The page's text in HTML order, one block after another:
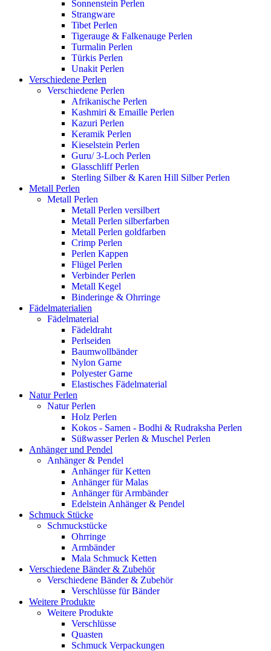
Sonnenstein Perlen
Strangware
Tibet Perlen
Tigerauge & Falkenauge Perlen
Turmalin Perlen
Türkis Perlen
Unakit Perlen
Verschiedene Perlen
Verschiedene Perlen
Afrikanische Perlen
Kashmiri & Emaille Perlen
Kazuri Perlen
Keramik Perlen
Kieselstein Perlen
Guru/ 3-Loch Perlen
Glasschliff Perlen
Sterling Silber & Karen Hill Silber Perlen
Metall Perlen
Metall Perlen
Metall Perlen versilbert
Metall Perlen silberfarben
Metall Perlen goldfarben
Crimp Perlen
Perlen Kappen
Flügel Perlen
Verbinder Perlen
Metall Kegel
Binderinge & Ohrringe
Fädelmaterialien
Fädelmaterial
Fädeldraht
Perlseiden
Baumwollbänder
Nylon Garne
Polyester Garne
Elastisches Fädelmaterial
Natur Perlen
Natur Perlen
Holz Perlen
Kokos - Samen - Bodhi & Rudraksha Perlen
Süßwasser Perlen & Muschel Perlen
Anhänger und Pendel
Anhänger & Pendel
Anhänger für Ketten
Anhänger für Malas
Anhänger für Armbänder
Edelstein Anhänger & Pendel
Schmuck Stücke
Schmuckstücke
Ohrringe
Armbänder
Mala Schmuck Ketten
Verschiedene Bänder & Zubehör
Verschiedene Bänder & Zubehör
Verschlüsse für Bänder
Weitere Produkte
Weitere Produkte
Verschlüsse
Quasten
Schmuck Verpackungen